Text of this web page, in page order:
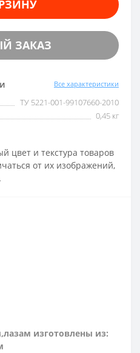
ЗАКАЗ
Все характеристики
ТУ 5221-001-99107660-2010
0,45 кг
цвет и текстура товаров
от их изображений,
изготовлены из: